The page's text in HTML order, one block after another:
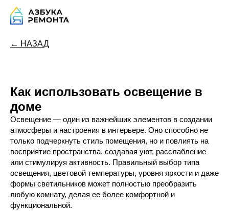
← НАЗАД
Как использовать освещение в
доме
Освещение — один из важнейших элементов в создании
атмосферы и настроения в интерьере. Оно способно не
только подчеркнуть стиль помещения, но и повлиять на
восприятие пространства, создавая уют, расслабление
или стимулируя активность. Правильный выбор типа
освещения, цветовой температуры, уровня яркости и даже
формы светильников может полностью преобразить
любую комнату, делая ее более комфортной и
функциональной.